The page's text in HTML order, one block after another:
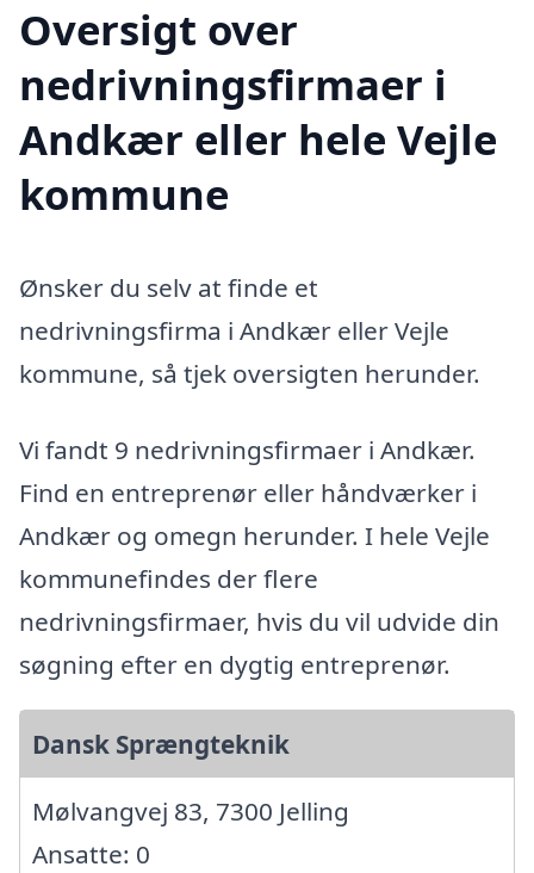
Oversigt over
nedrivningsfirmaer i
Andkær eller hele Vejle
kommune
Ønsker du selv at finde et
nedrivningsfirma i Andkær eller Vejle
kommune, så tjek oversigten herunder.
Vi fandt 9 nedrivningsfirmaer i Andkær.
Find en entreprenør eller håndværker i
Andkær og omegn herunder. I hele Vejle
kommunefindes der flere
nedrivningsfirmaer, hvis du vil udvide din
søgning efter en dygtig entreprenør.
Dansk Sprængteknik
Mølvangvej 83, 7300 Jelling
Ansatte: 0